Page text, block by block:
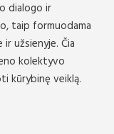
dialogo ir
taip formuodama
užsienyje. Čia
kolektyvo
kūrybinę veiklą.